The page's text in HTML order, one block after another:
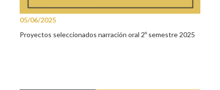
05/06/2025
Proyectos seleccionados narración oral 2º semestre 2025